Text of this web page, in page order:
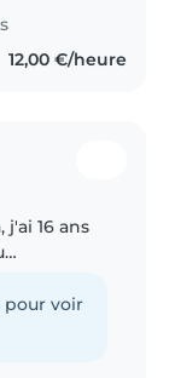
veille à
12,00 €/heure
j'ai 16 ans
leur bien-
pour voir